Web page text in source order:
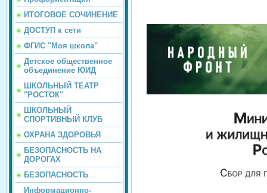
ИТОГОВОЕ СОЧИНЕНИЕ
ДОСТУП к сети
ФГИС "Моя школа"
Детское общественное
объединение ЮИД
ШКОЛЬНЫЙ ТЕАТР
"РОСТОК"
ШКОЛЬНЫЙ
СПОРТИВНЫЙ КЛУБ
ОХРАНА ЗДОРОВЬЯ
БЕЗОПАСНОСТЬ НА
ДОРОГАХ
БЕЗОПАСНОСТЬ
Информационно-